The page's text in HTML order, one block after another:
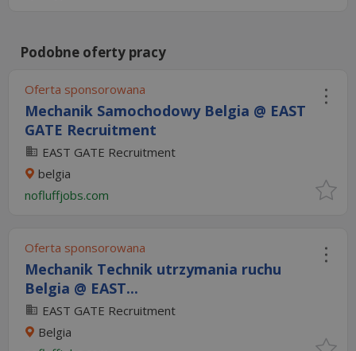
Podobne oferty pracy
Oferta sponsorowana
Mechanik Samochodowy Belgia @ EAST
GATE Recruitment
EAST GATE Recruitment
belgia
nofluffjobs.com
Oferta sponsorowana
Mechanik Technik utrzymania ruchu
Belgia @ EAST...
EAST GATE Recruitment
Belgia